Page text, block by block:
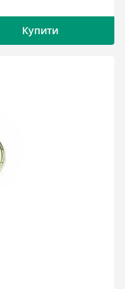
Купити